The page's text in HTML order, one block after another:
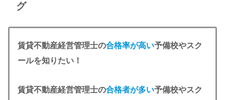
グ
賃貸不動産経営管理士の合格率が高い予備校やスク
ールを知りたい！
賃貸不動産経営管理士の合格者が多い予備校やスク